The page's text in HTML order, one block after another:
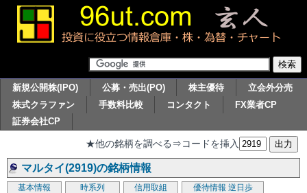
新規公開株(IPO) 公募・売出(PO) 株主優待
立会外分売
株式クラファン
手数料比較 コンタクト
FX業者CP
証券会社CP
★他の銘柄を調べる⇒コードを挿入
マルタイ(2919)の銘柄情報
基本情報 時系列 信用取組 優待情報 逆日歩